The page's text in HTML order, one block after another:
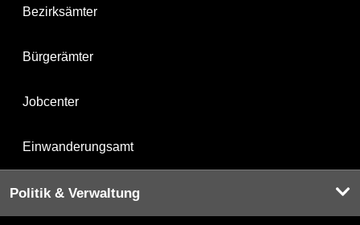
Bezirksämter
Bürgerämter
Jobcenter
Einwanderungsamt
Politik & Verwaltung